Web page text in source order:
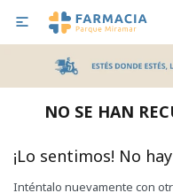

NO SE HAN
¡Lo sentimos! No
Inténtalo nuevamente con
Bebes y Maternidad
Pañales y Toallitas